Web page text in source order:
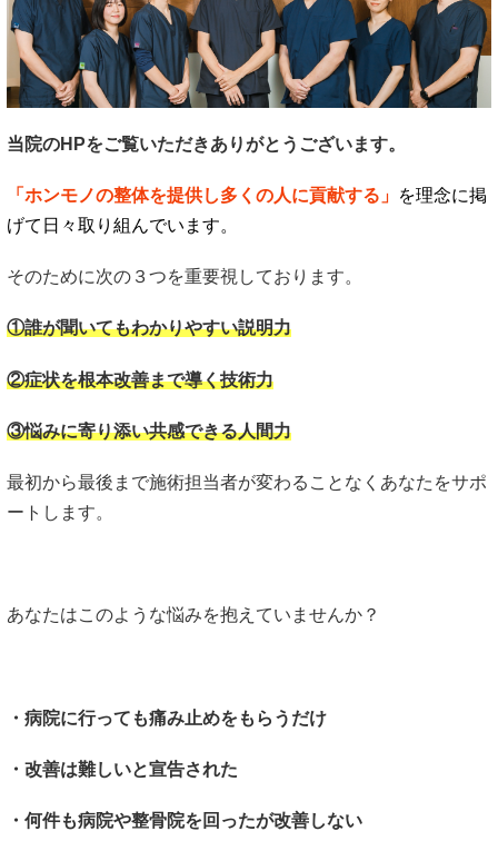
当院のHPをご覧いただきありがとうございます。
「ホンモノの整体を提供し多くの人に貢献する」 を理念に掲
げて日々取り組んでいます。
そのために次の３つを重要視しております。
①誰が聞いてもわかりやすい説明力
②症状を根本改善まで導く技術力
③悩みに寄り添い共感できる人間力
最初から最後まで施術担当者が変わることなくあなたをサポ
ートします。
あなたはこのような悩みを抱えていませんか？
・病院に行っても痛み止めをもらうだけ
・改善は難しいと宣告された
・何件も病院や整骨院を回ったが改善しない